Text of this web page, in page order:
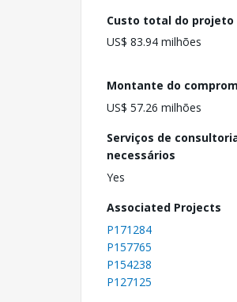
Custo total do projeto
US$ 83.94 milhões
Montante do
US$ 57.26 milhões
Serviços de
necessários
Yes
Associated Projects
P171284
P157765
P154238
P127125